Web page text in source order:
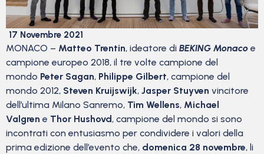
17 Novembre 2021
MONACO – Matteo Trentin, ideatore di BEKING Monaco e
campione europeo 2018, il tre volte campione del
mondo Peter Sagan, Philippe Gilbert, campione del
mondo 2012, Steven Kruijswijk, Jasper Stuyven vincitore
dell’ultima Milano Sanremo, Tim Wellens, Michael
Valgren e Thor Hushovd , campione del mondo si sono
incontrati con entusiasmo per condividere i valori della
prima edizione dell’evento che, domenica 28 novembre, li